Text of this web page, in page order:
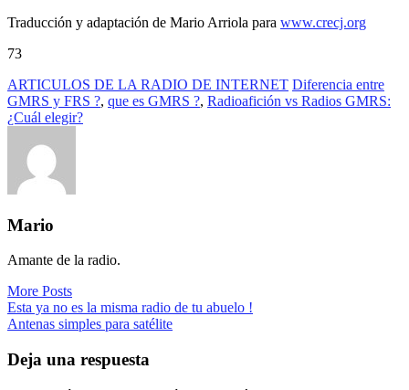
Traducción y adaptación de Mario Arriola para www.crecj.org
73
ARTICULOS DE LA RADIO DE INTERNET Diferencia entre
GMRS y FRS ?, que es GMRS ?, Radioafición vs Radios GMRS:
¿Cuál elegir?
Mario
Amante de la radio.
More Posts
Navegación
de
entradas
Esta ya no es la misma radio de tu abuelo !
Antenas simples para satélite
Deja una respuesta